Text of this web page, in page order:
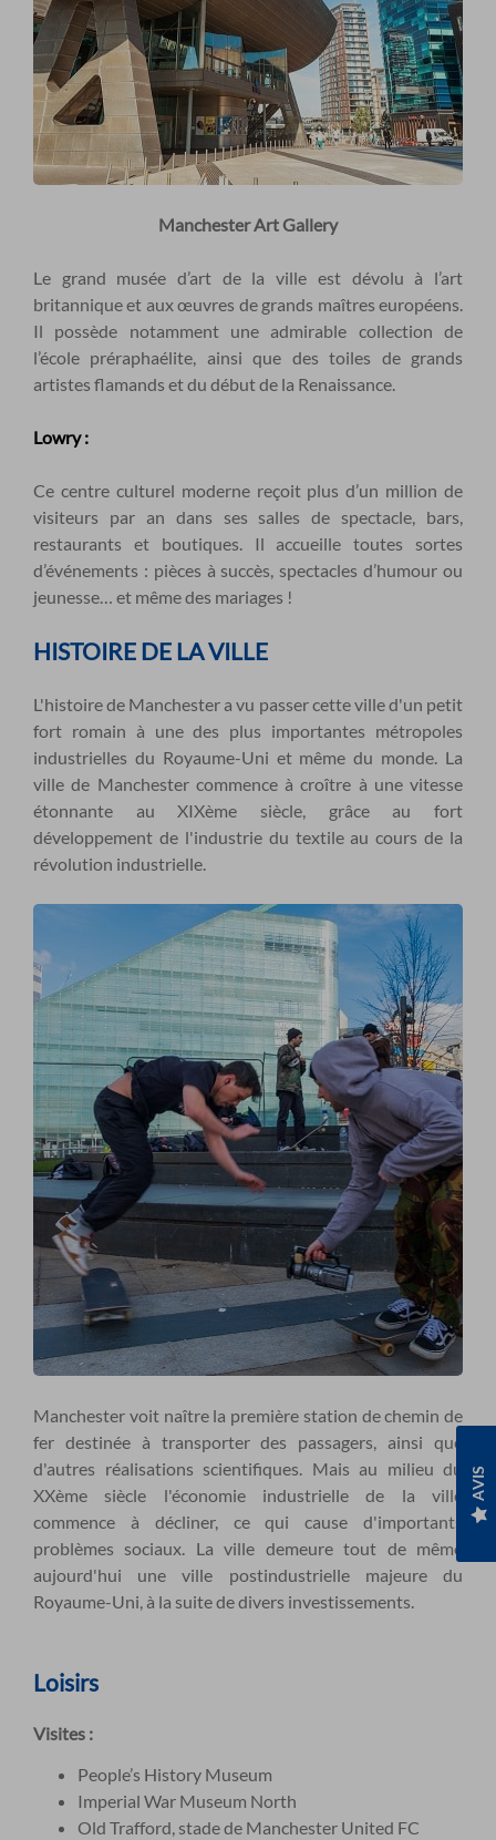
AVIS
Manchester Art Gallery
Le grand musée d’art de la ville est dévolu à l’art
britannique et aux œuvres de grands maîtres européens.
Il possède notamment une admirable collection de
l’école préraphaélite, ainsi que des toiles de grands
artistes flamands et du début de la Renaissance.
Lowry :
Ce centre culturel moderne reçoit plus d’un million de
visiteurs par an dans ses salles de spectacle, bars,
restaurants et boutiques. Il accueille toutes sortes
d’événements : pièces à succès, spectacles d’humour ou
jeunesse… et même des mariages !
HISTOIRE DE LA VILLE
L'histoire de Manchester a vu passer cette ville d'un petit
fort romain à une des plus importantes métropoles
industrielles du Royaume-Uni et même du monde. La
ville de Manchester commence à croître à une vitesse
étonnante au XIXème siècle, grâce au fort
développement de l'industrie du textile au cours de la
révolution industrielle.
Manchester voit naître la première station de chemin de
fer destinée à transporter des passagers, ainsi que
d'autres réalisations scientifiques. Mais au milieu du
XXème siècle l'économie industrielle de la ville
commence à décliner, ce qui cause d'importants
problèmes sociaux. La ville demeure tout de même
aujourd'hui une ville postindustrielle majeure du
Royaume-Uni, à la suite de divers investissements.
Loisirs
Visites :
People’s History Museum
Imperial War Museum North
Old Trafford, stade de Manchester United FC